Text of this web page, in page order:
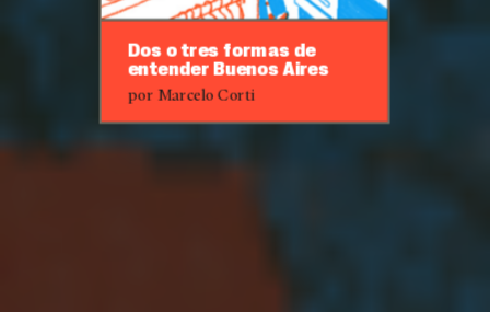
Dos o tres formas de
entender Buenos Aires
por Marcelo Corti